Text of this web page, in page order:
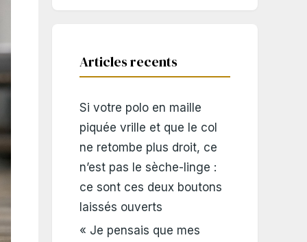
Articles recents
Si votre polo en maille
piquée vrille et que le col
ne retombe plus droit, ce
n’est pas le sèche-linge :
ce sont ces deux boutons
laissés ouverts
« Je pensais que mes